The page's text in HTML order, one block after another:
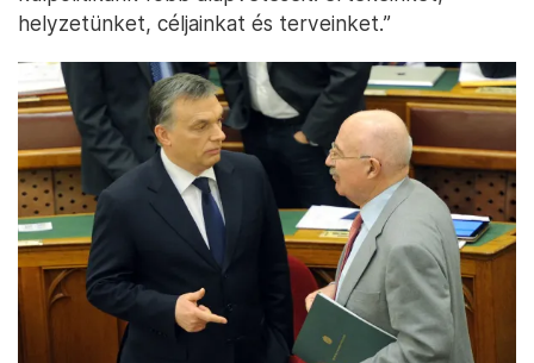
helyzetünket, céljainkat és terveinket.”